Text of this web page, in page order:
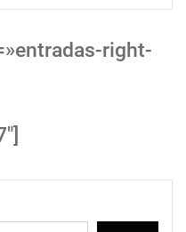
right-